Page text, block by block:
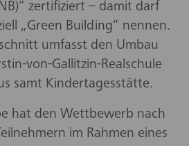
zertifiziert – damit darf
„Green Building“ nennen.
umfasst den Umbau
von-Gallitzin-Realschule
samt Kindertagesstätte.
hat den Wettbewerb nach
im Rahmen eines